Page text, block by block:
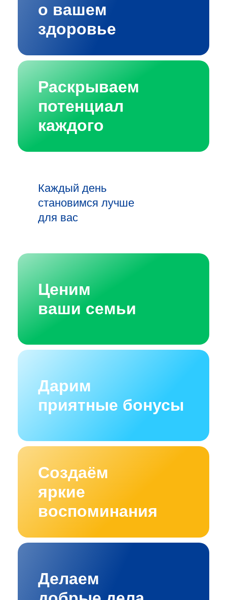
о вашем
здоровье
Раскрываем
потенциал
каждого
Каждый день
становимся лучше
для вас
Дарим
приятные бонусы
Ценим
ваши семьи
Создаём
яркие
воспоминания
Делаем